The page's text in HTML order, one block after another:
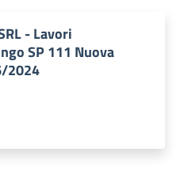
- Lavori
SP 111 Nuova
2024